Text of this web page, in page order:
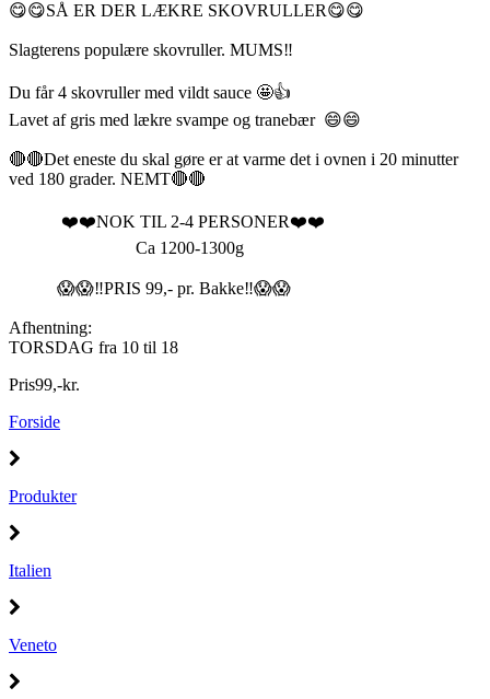
😋😋SÅ ER DER LÆKRE SKOVRULLER😋😋
Slagterens populære skovruller. MUMS‼️
Du får 4 skovruller med vildt sauce 🤩👍
Lavet af gris med lækre svampe og tranebær 😄😄
🔴🔴Det eneste du skal gøre er at varme det i ovnen i 20 minutter
ved 180 grader. NEMT🔴🔴
❤️❤️NOK TIL 2-4 PERSONER❤️❤️
Ca 1200-1300g
😱😱‼️PRIS 99,- pr. Bakke‼️😱😱
Afhentning:
TORSDAG fra 10 til 18
Pris99,-kr.
Forside
Produkter
Italien
Veneto